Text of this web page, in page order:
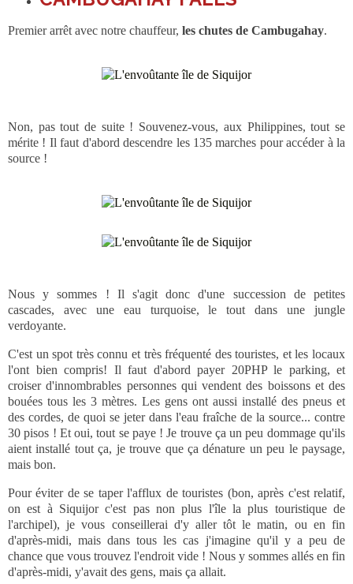
Premier arrêt avec notre chauffeur, les chutes de Cambugahay.
Non, pas tout de suite ! Souvenez-vous, aux Philippines, tout se
mérite ! Il faut d'abord descendre les 135 marches pour accéder à la
source !
Nous y sommes ! Il s'agit donc d'une succession de petites
cascades, avec une eau turquoise, le tout dans une jungle
verdoyante.
C'est un spot très connu et très fréquenté des touristes, et les locaux
l'ont bien compris! Il faut d'abord payer 20PHP le parking, et
croiser d'innombrables personnes qui vendent des boissons et des
bouées tous les 3 mètres. Les gens ont aussi installé des pneus et
des cordes, de quoi se jeter dans l'eau fraîche de la source... contre
30 pisos ! Et oui, tout se paye ! Je trouve ça un peu dommage qu'ils
aient installé tout ça, je trouve que ça dénature un peu le paysage,
mais bon.
Pour éviter de se taper l'afflux de touristes (bon, après c'est relatif,
on est à Siquijor c'est pas non plus l'île la plus touristique de
l'archipel), je vous conseillerai d'y aller tôt le matin, ou en fin
d'après-midi, mais dans tous les cas j'imagine qu'il y a peu de
chance que vous trouvez l'endroit vide ! Nous y sommes allés en fin
d'après-midi, y'avait des gens, mais ça allait.